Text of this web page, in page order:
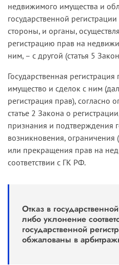
недвижимого имущества и
государственной
стороны, и органы,
регистрацию прав на
ним, – с другой (статья 5
Государственная
имущество и сделок с ним
регистрация прав), согласно
статье 2 Закона о
признания и подтверждения
возникновения,
или прекращения прав на
соответствии с ГК РФ.
Отказ в
либо уклонение
государственной
обжалованы в